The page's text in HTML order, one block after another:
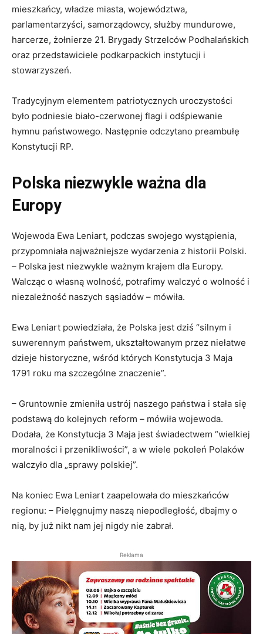
mieszkańcy, władze miasta, województwa,
parlamentarzyści, samorządowcy, służby mundurowe,
harcerze, żołnierze 21. Brygady Strzelców Podhalańskich
oraz przedstawiciele podkarpackich instytucji i
stowarzyszeń.
Tradycyjnym elementem patriotycznych uroczystości
było podniesie biało-czerwonej flagi i odśpiewanie
hymnu państwowego. Następnie odczytano preambułę
Konstytucji RP.
Polska niezwykle ważna dla
Europy
Wojewoda Ewa Leniart, podczas swojego wystąpienia,
przypomniała najważniejsze wydarzenia z historii Polski.
– Polska jest niezwykle ważnym krajem dla Europy.
Walcząc o własną wolność, potrafimy walczyć o wolność i
niezależność naszych sąsiadów – mówiła.
Ewa Leniart powiedziała, że Polska jest dziś “silnym i
suwerennym państwem, ukształtowanym przez niełatwe
dzieje historyczne, wśród których Konstytucja 3 Maja
1791 roku ma szczególne znaczenie”.
– Gruntownie zmieniła ustrój naszego państwa i stała się
podstawą do kolejnych reform – mówiła wojewoda.
Dodała, że Konstytucja 3 Maja jest świadectwem “wielkiej
moralności i przenikliwości”, a w wiele pokoleń Polaków
walczyło dla „sprawy polskiej”.
Na koniec Ewa Leniart zaapelowała do mieszkańców
regionu: – Pielęgnujmy naszą niepodległość, dbajmy o
nią, by już nikt nam jej nigdy nie zabrał.
Reklama